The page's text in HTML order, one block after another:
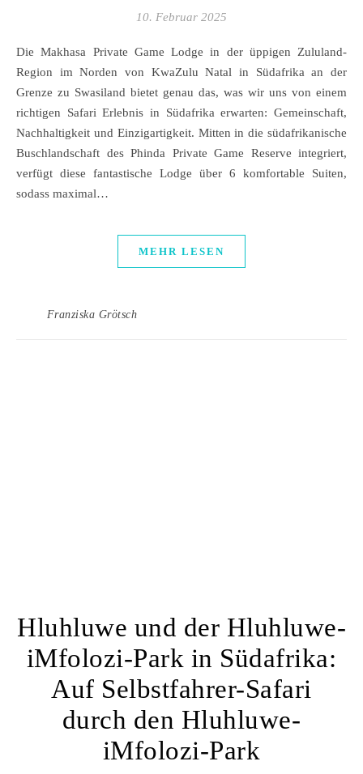
10. Februar 2025
Die Makhasa Private Game Lodge in der üppigen Zululand-
Region im Norden von KwaZulu Natal in Südafrika an der
Grenze zu Swasiland bietet genau das, was wir uns von einem
richtigen Safari Erlebnis in Südafrika erwarten: Gemeinschaft,
Nachhaltigkeit und Einzigartigkeit. Mitten in die südafrikanische
Buschlandschaft des Phinda Private Game Reserve integriert,
verfügt diese fantastische Lodge über 6 komfortable Suiten,
sodass maximal…
MEHR LESEN
Franziska Grötsch
Hluhluwe und der Hluhluwe-
iMfolozi-Park in Südafrika:
Auf Selbstfahrer-Safari
durch den Hluhluwe-
iMfolozi-Park